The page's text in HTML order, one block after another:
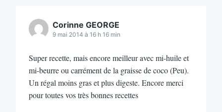
Corinne GEORGE
9 mai 2014 à 16 h 16 min
Super recette, mais encore meilleur avec mi-huile et
mi-beurre ou carrément de la graisse de coco (Peu).
Un régal moins gras et plus digeste. Encore merci
pour toutes vos très bonnes recettes